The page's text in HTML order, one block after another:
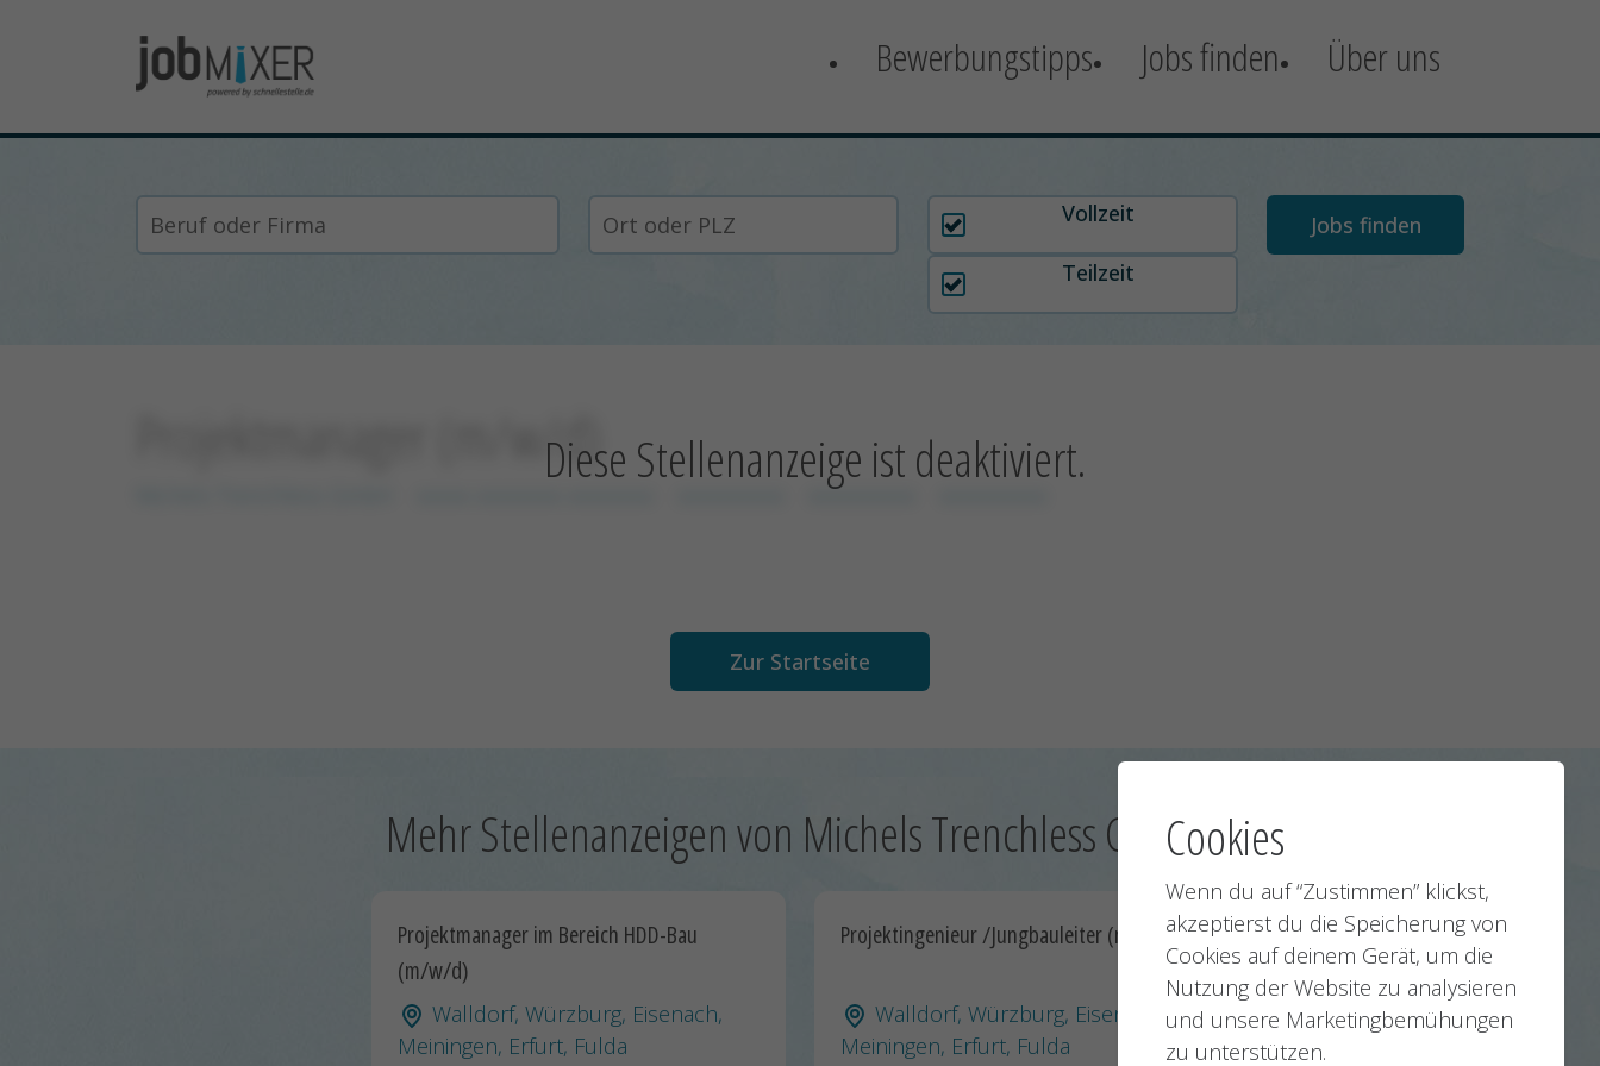
Bewerbungstipps Jobs finden Über uns
Arbeitszeit auswählen
Vollzeit
Teilzeit
Diese Stellenanzeige ist deaktiviert.
Projektmanager (m/w/d)
xxxxxxxxxx
Zur Startseite
Mehr Stellenanzeigen von Michels Trenchless GmbH:
Projektmanager im Bereich HDD-Bau
(m/w/d)
Walldorf, Würzburg, Eisenach,
Meiningen, Erfurt, Fulda
Projektingenieur /Jungbauleiter (m/w/d)
Walldorf, Würzburg, Eisenach,
Meiningen, Erfurt, Fulda
Cookies
Wenn du auf “Zustimmen” klickst,
akzeptierst du die Speicherung von
Cookies auf deinem Gerät, um die
Nutzung der Website zu analysieren
und unsere Marketingbemühungen
zu unterstützen.